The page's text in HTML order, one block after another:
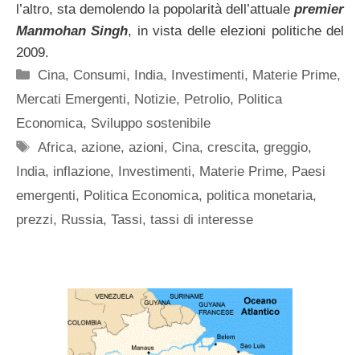
l’altro, sta demolendo la popolarità dell’attuale premier
Manmohan Singh, in vista delle elezioni politiche del
2009.
Categorie
Cina, Consumi, India, Investimenti, Materie Prime,
Mercati Emergenti, Notizie, Petrolio, Politica
Economica, Sviluppo sostenibile
Tag
Africa,azione,azioni, Cina,crescita,greggio,
India, inflazione, Investimenti, Materie Prime, Paesi
emergenti, Politica Economica, politica monetaria,
prezzi, Russia, Tassi, tassi di interesse